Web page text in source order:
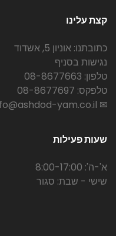
קצת עלינו
כתובתנו: אוניון 5, אשדוד
נגישות בסניף
טלפון: 08-8677663
טלפקס: 08-8677697
✉ info@ashdod-yam.co.il
שעות פעילות
א'-ה': 8:00-17:00
שישי - שבת: סגור